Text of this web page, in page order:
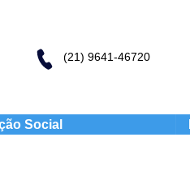
(21) 9641-46720
Social